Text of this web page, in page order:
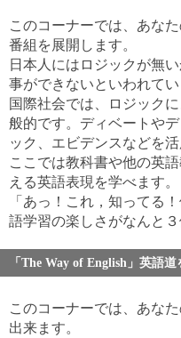
このコーナーでは、あな
番組を展開します。
日本人にはロジックが無
事ができないといわれてい
国際社会では、ロジック
般的です。ディベートや
ック、エビデンスなどを
ここでは教科書や他の英
える英語表現を学べます。
「あっ！これ，知ってる
語学習の楽しさがなんと３
「The Way of English」英語道
このコーナーでは、あな
出来ます。